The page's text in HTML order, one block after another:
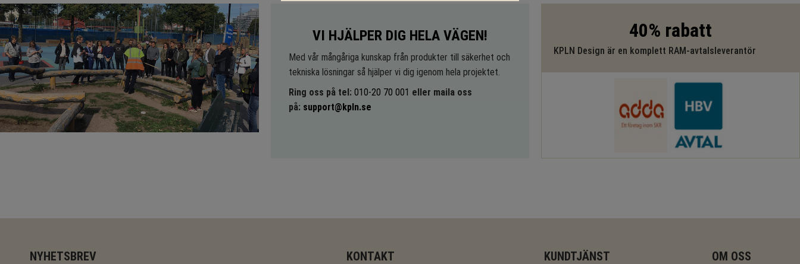
VI HJÄLPER DIG HELA VÄGEN!
Med vår mångåriga kunskap från produkter till säkerhet och
tekniska lösningar så hjälper vi dig igenom hela projektet.
Ring oss på tel: 010-20 70 001 eller maila oss
på: support@kpln.se
40% rabatt
KPLN Design är en komplett RAM-avtalsleverantör
NYHETSBREV KONTAKT KUNDTJÄNST OM OSS